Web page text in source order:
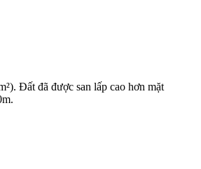
Đất đã được san lấp cao hơn mặt